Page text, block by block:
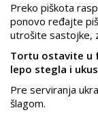
Preko piškota
ponovo ređajte
utrošite sastojke,
Tortu ostavite u
lepo stegla i
Pre serviranja
šlagom.